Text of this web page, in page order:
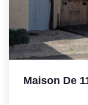
Maison De